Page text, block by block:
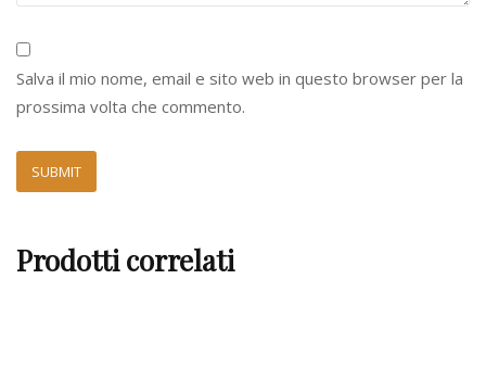
Salva il mio nome, email e sito web in questo browser per la
prossima volta che commento.
Prodotti correlati